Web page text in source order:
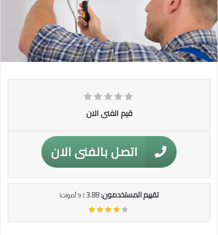
قيم الفنى الان
اتصل بالفنى الان
تقييم المستخدمون:3.88
(
9أصوات)